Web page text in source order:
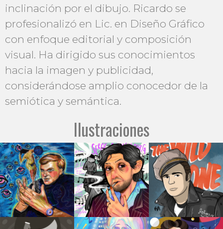
inclinación por el dibujo. Ricardo se
profesionalizó en Lic. en Diseño Gráfico
con enfoque editorial y composición
visual. Ha dirigido sus conocimientos
hacia la imagen y publicidad,
considerándose amplio conocedor de la
semiótica y semántica.
Ilustraciones